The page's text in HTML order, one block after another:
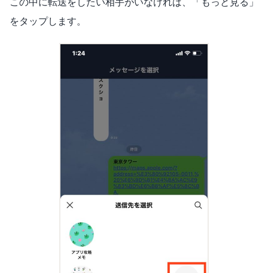
この中に転送をしたい相手がいなければ、「もっと見る」
をタップします。